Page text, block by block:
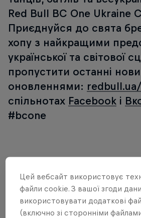
Red Bull BC One Ukraine
Приєднуйся до свята
хопу з найкращими
української та світової
пропустити останні
оновленнями:
спільнотах Facebook і
#bcone
Цей вебсайт використовує
файли cookie. З вашої згоди
використовувати додаткові
(включно зі сторонніми